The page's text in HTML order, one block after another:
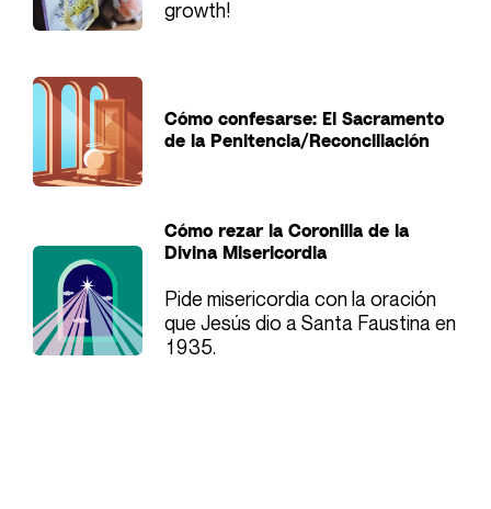
growth!
Cómo confesarse: El Sacramento
de la Penitencia/Reconciliación
Cómo rezar la Coronilla de la
Divina Misericordia
Pide misericordia con la oración
que Jesús dio a Santa Faustina en
1935.